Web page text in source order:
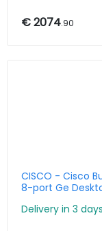
€ 2074.90
CISCO - Cisco
8-port Ge
Delivery in 3 days